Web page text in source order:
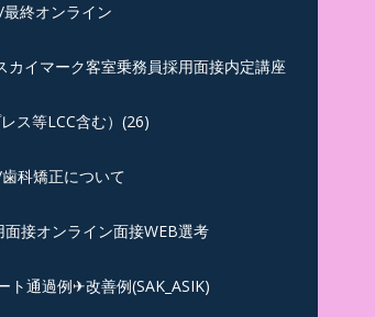
終オンライン
カイマーク客室乗務員採用面接内定講座
ス等LCC含む）(26)
科矯正について
接オンライン面接WEB選考
通過例✈改善例(SAK_ASIK)